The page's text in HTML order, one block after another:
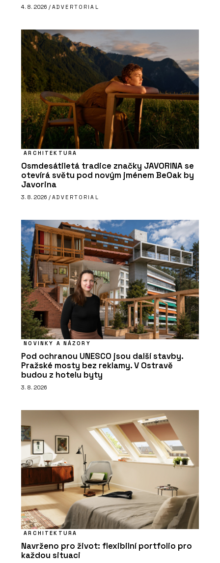
4. 8. 2026 / ADVERTORIAL
ARCHITEKTURA
Osmdesátiletá tradice značky JAVORINA se
otevírá světu pod novým jménem BeOak by
Javorina
3. 8. 2026 / ADVERTORIAL
NOVINKY A NÁZORY
Pod ochranou UNESCO jsou další stavby.
Pražské mosty bez reklamy. V Ostravě
budou z hotelu byty
3. 8. 2026
ARCHITEKTURA
Navrženo pro život: flexibilní portfolio pro
každou situaci